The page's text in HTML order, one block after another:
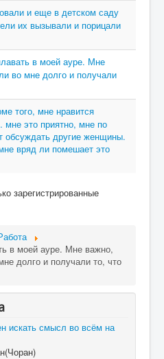
и еще в детском саду
их вызывали и порицали
в моей ауре. Мне
во мне долго и получали
того, мне нравится
мне это приятно, мне по
обсуждать другие женщины.
вряд ли помешает это
зарегистрированные
в моей ауре. Мне важно,
долго и получали то, что
искать смысл во всём на